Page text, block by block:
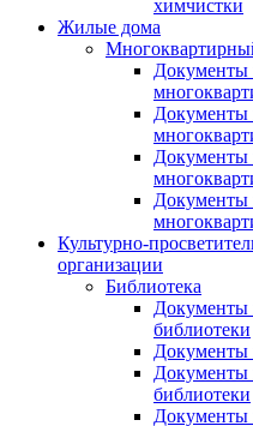
химчистки
Жилые дома
Документы
Документы
Документы
Документы
Культурно-
организации
Библиотека
Документы
библиотеки
Документы
Документы
библиотеки
Документы